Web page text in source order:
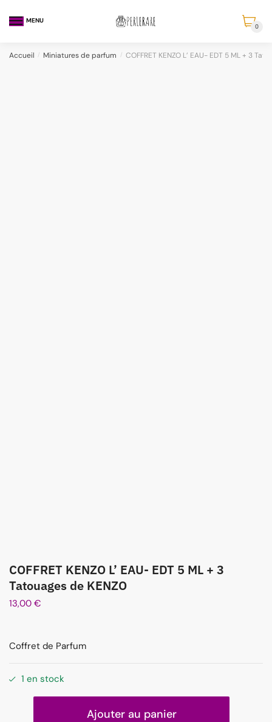
MENU
0
Accueil / Miniatures de parfum / COFFRET KENZO L’ EAU- EDT 5 ML + 3
COFFRET KENZO L’ EAU- EDT 5 ML + 3
Tatouages de KENZO
13,00 €
Coffret de Parfum
1 en stock
Ajouter au panier